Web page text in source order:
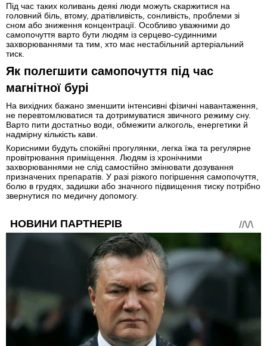
Під час таких коливань деякі люди можуть скаржитися на
головний біль, втому, дратівливість, сонливість, проблеми зі
сном або зниження концентрації. Особливо уважними до
самопочуття варто бути людям із серцево-судинними
захворюваннями та тим, хто має нестабільний артеріальний
тиск.
Як полегшити самопочуття під час
магнітної бурі
На вихідних бажано зменшити інтенсивні фізичні навантаження,
не перевтомлюватися та дотримуватися звичного режиму сну.
Варто пити достатньо води, обмежити алкоголь, енергетики й
надмірну кількість кави.
Корисними будуть спокійні прогулянки, легка їжа та регулярне
провітрювання приміщення. Людям із хронічними
захворюваннями не слід самостійно змінювати дозування
призначених препаратів. У разі різкого погіршення самопочуття,
болю в грудях, задишки або значного підвищення тиску потрібно
звернутися по медичну допомогу.